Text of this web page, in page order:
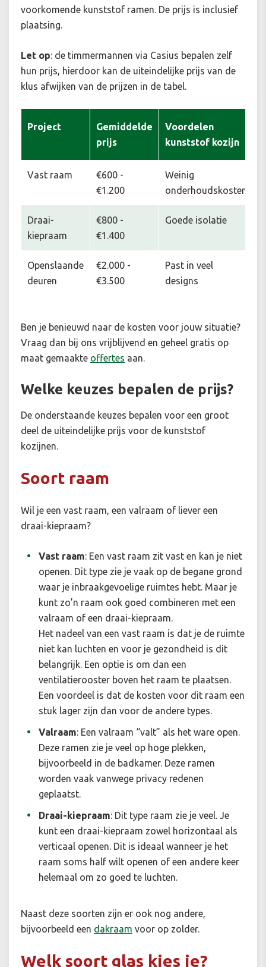
voorkomende kunststof ramen. De prijs is inclusief
plaatsing.
Let op: de timmermannen via Casius bepalen zelf
hun prijs, hierdoor kan de uiteindelijke prijs van de
klus afwijken van de prijzen in de tabel.
Project
Gemiddelde
prijs
Voordelen
kunststof kozijn
Vast raam
€600 -
€1.200
Weinig
onderhoudskosten
Draai-
kiepraam
€800 -
€1.400
Goede isolatie
Openslaande
deuren
€2.000 -
€3.500
Past in veel
designs
Ben je benieuwd naar de kosten voor jouw situatie?
Vraag dan bij ons vrijblijvend en geheel gratis op
maat gemaakte offertes aan.
Welke keuzes bepalen de prijs?
De onderstaande keuzes bepalen voor een groot
deel de uiteindelijke prijs voor de kunststof
kozijnen.
Soort raam
Wil je een vast raam, een valraam of liever een
draai-kiepraam?
Vast raam: Een vast raam zit vast en kan je niet
openen. Dit type zie je vaak op de begane grond
waar je inbraakgevoelige ruimtes hebt. Maar je
kunt zo’n raam ook goed combineren met een
valraam of een draai-kiepraam.
Het nadeel van een vast raam is dat je de ruimte
niet kan luchten en voor je gezondheid is dit
belangrijk. Een optie is om dan een
ventilatierooster boven het raam te plaatsen.
Een voordeel is dat de kosten voor dit raam een
stuk lager zijn dan voor de andere types.
Valraam: Een valraam “valt” als het ware open.
Deze ramen zie je veel op hoge plekken,
bijvoorbeeld in de badkamer. Deze ramen
worden vaak vanwege privacy redenen
geplaatst.
Draai-kiepraam: Dit type raam zie je veel. Je
kunt een draai-kiepraam zowel horizontaal als
verticaal openen. Dit is ideaal wanneer je het
raam soms half wilt openen of een andere keer
helemaal om zo goed te luchten.
Naast deze soorten zijn er ook nog andere,
bijvoorbeeld een dakraam voor op zolder.
Welk soort glas kies je?